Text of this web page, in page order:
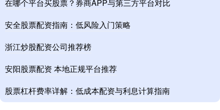
在哪个平台买股票？券商APP与第三方平台对比
安全股票配资指南：低风险入门策略
浙江炒股配资公司推荐榜
安阳股票配资 本地正规平台推荐
股票杠杆费率详解：低成本配资与利息计算指南